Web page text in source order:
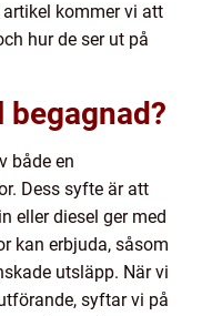
kommer vi att
hur de ser ut på
begagnad?
både en
Dess syfte är att
eller diesel ger med
kan erbjuda, såsom
utsläpp. När vi
syftar vi på